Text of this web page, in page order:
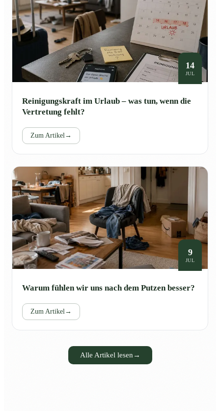
14
JUL
Reinigungskraft im Urlaub – was tun, wenn die
Vertretung fehlt?
Zum Artikel→
9
JUL
Warum fühlen wir uns nach dem Putzen besser?
Zum Artikel→
Alle Artikel lesen →